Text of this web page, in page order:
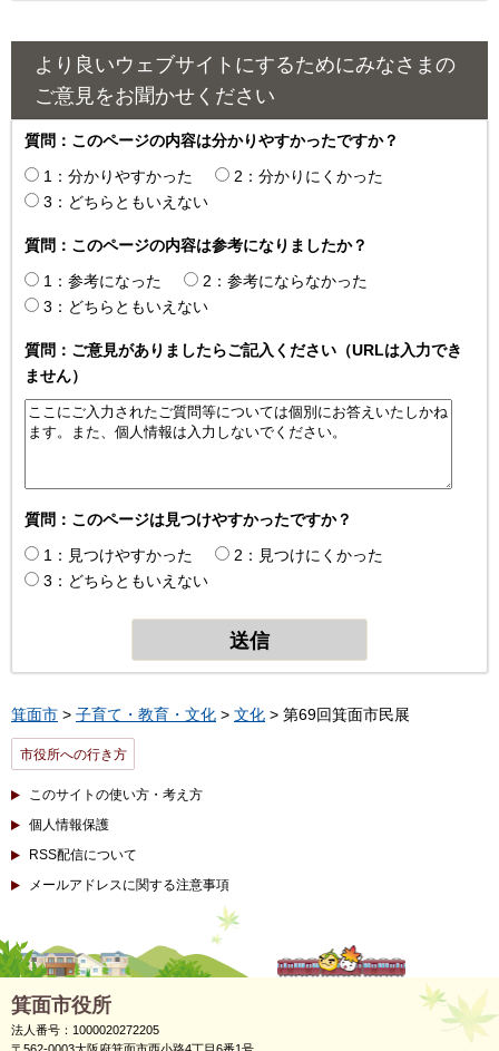
より良いウェブサイトにするためにみなさまの
ご意見をお聞かせください
質問：このページの内容は分かりやすかったですか？
1：分かりやすかった
2：分かりにくかった
3：どちらともいえない
質問：このページの内容は参考になりましたか？
1：参考になった
2：参考にならなかった
3：どちらともいえない
質問：ご意見がありましたらご記入ください（URLは入力でき
ません）
質問：このページは見つけやすかったですか？
1：見つけやすかった
2：見つけにくかった
3：どちらともいえない
箕面市 > 子育て・教育・文化 > 文化 > 第69回箕面市民展
市役所への行き方
このサイトの使い方・考え方
個人情報保護
RSS配信について
メールアドレスに関する注意事項
箕面市役所
法人番号：1000020272205